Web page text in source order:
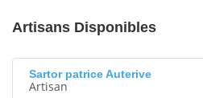
Artisans Disponibles
Sartor patrice Auterive
Artisan